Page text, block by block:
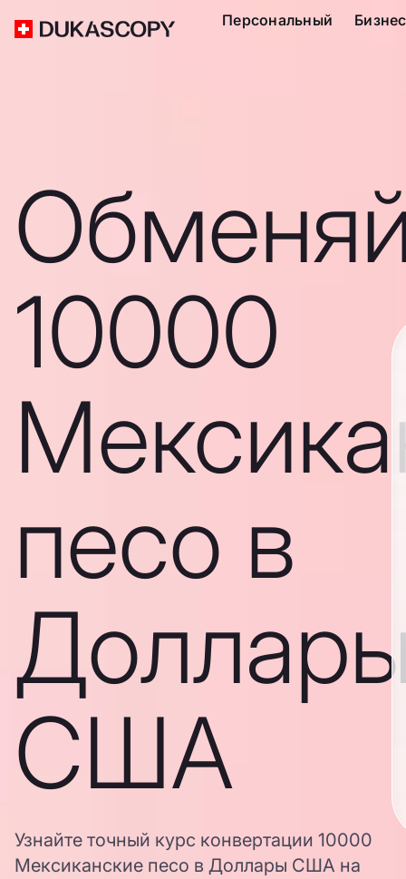
Персональный Бизнес
10000
песо в
США
Узнайте точный курс конвертации 10000
Мексиканские песо в Доллары США на